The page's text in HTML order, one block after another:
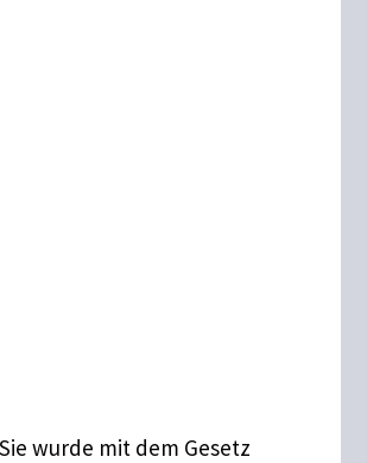
wurde mit dem Gesetz